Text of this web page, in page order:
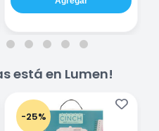
está en Lumen!
-25%